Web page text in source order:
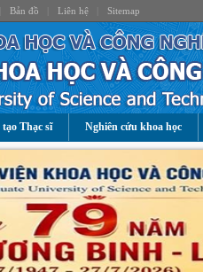
Bản đồ Liên hệ| Sitemap
Thạc sĩ Nghiên cứu khoa học